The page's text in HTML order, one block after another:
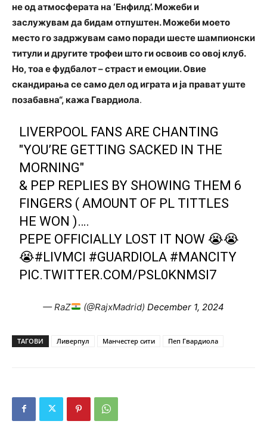
не од атмосферата на ‘Енфилд’. Можеби и
заслужувам да бидам отпуштен. Можеби моето
место го задржувам само поради шесте шампионски
титули и другите трофеи што ги освоив со овој клуб.
Но, тоа е фудбалот – страст и емоции. Овие
скандирања се само дел од играта и ја прават уште
позабавна“, кажа Гвардиола.
LIVERPOOL FANS ARE CHANTING
"YOU’RE GETTING SACKED IN THE
MORNING"
& PEP REPLIES BY SHOWING THEM 6
FINGERS ( AMOUNT OF PL TITTLES
HE WON )….
PEPE OFFICIALLY LOST IT NOW 😭😭
😭#LIVMCI #GUARDIOLA #MANCITY
PIC.TWITTER.COM/PSL0KNMSI7
— RaZ (@RajxMadrid) December 1, 2024
ТАГОВИ Ливерпул Манчестер сити Пеп Гвардиола